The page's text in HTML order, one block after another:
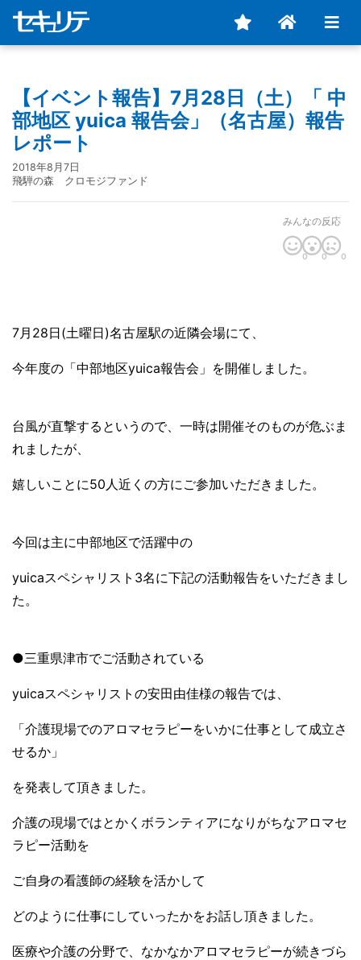
【イベント報告】7月28日（土）「 中
部地区 yuica 報告会」（名古屋）報告
レポート
2018年8月7日
飛騨の森 クロモジファンド
みんなの反応
0 0 0
7月28日(土曜日)名古屋駅の近隣会場にて、
今年度の「中部地区yuica報告会」を開催しました。
台風が直撃するというので、一時は開催そのものが危ぶま
れましたが、
嬉しいことに50人近くの方にご参加いただきました。
今回は主に中部地区で活躍中の
yuicaスペシャリスト3名に下記の活動報告をいただきまし
た。
●三重県津市でご活動されている
yuicaスペシャリストの安田由佳様の報告では、
「介護現場でのアロマセラピーをいかに仕事として成立さ
せるか」
を発表して頂きました。
介護の現場ではとかくボランティアになりがちなアロマセ
ラピー活動を
ご自身の看護師の経験を活かして
どのように仕事にしていったかをお話し頂きました。
医療や介護の分野で、なかなかアロマセラピーが続きづら